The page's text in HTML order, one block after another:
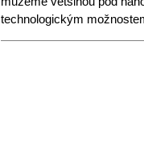
technologickým